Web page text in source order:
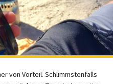
von Vorteil. Schlimmstenfalls